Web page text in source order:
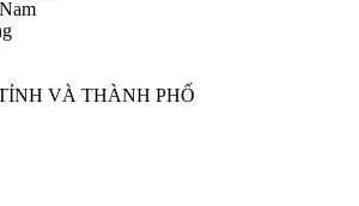
VÀ THÀNH PHỐ